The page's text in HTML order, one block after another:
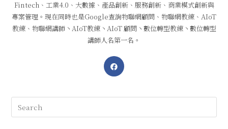
Fintech、工業4.0、大數據、產品創新、服務創新、商業模式創新與
專案管理。現在同時也是Google查詢物聯網顧問、物聯網教練、AIoT
教練、物聯網講師丶AIoT教練丶AIoT 顧問丶數位轉型教練丶數位轉型
講師人名第一名。